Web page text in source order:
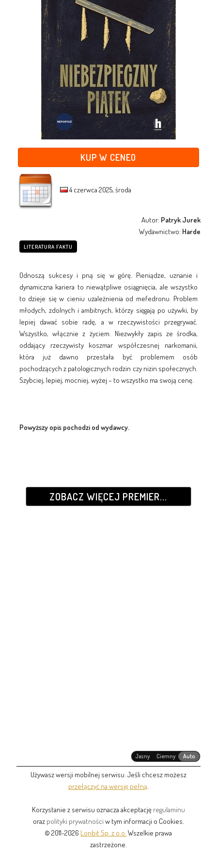
KUP W CENEO
4 czerwca 2025, środa
Autor: Patryk Jurek
Wydawnictwo: Harde
LITERATURA FAKTU
Odnoszą sukcesy i pną się w górę. Pieniądze, uznanie i
dynamiczna kariera to niewątpliwe osiągnięcia, ale wszystko
to dzieje się w cieniu uzależnienia od mefedronu. Problem
młodych, zdolnych i ambitnych, którzy sięgają po używki, by
lepiej dawać sobie radę, a w rzeczywistości przegrywać.
Wszystko, włącznie z życiem. Niezwykły zapis ze środka,
oddający rzeczywisty koszmar współczesnej narkomanii,
która już dawno przestała być problemem osób
pochodzących z patologicznych rodzin czy nizin społecznych.
Szybciej, lepiej, mocniej, wyżej – to wszystko ma swoją cenę.
Powyższy opis pochodzi od wydawcy.
ZOBACZ WIĘCEJ PREMIER...
Jasny Ciemny Auto
Używasz wersji mobilnej serwisu. Jeśli chcesz możesz
przełączyć na wersję pełną
Korzystanie z serwisu oznacza akceptację regulaminu
oraz polityki prywatności w tym informacji o Cookies.
© 2011-2026 Lonbit Sp. z o.o. Wszelkie prawa
zastrzeżone.